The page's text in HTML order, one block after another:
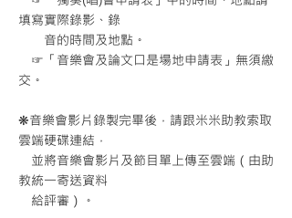
填寫實際錄影、錄
音的時間及地點。
☞「音樂會及論文口是場地申請表」無須繳
交。
❋音樂會影片錄製完畢後，請跟米米助教索取
雲端硬碟連結，
並將音樂會影片及節目單上傳至雲端（由助
教統一寄送資料
給評審）。